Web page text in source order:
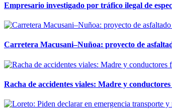
Empresario investigado por tráfico ilegal de
Carretera Macusani–Nuñoa: proyecto de
Racha de accidentes viales: Madre y